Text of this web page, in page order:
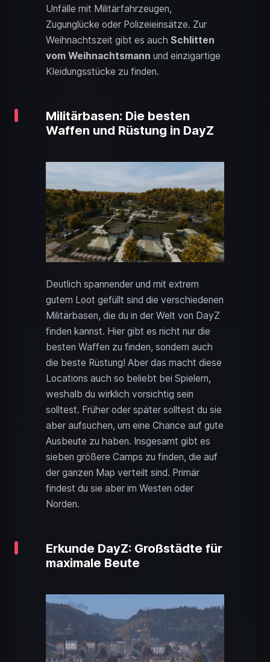
Unfälle mit Militärfahrzeugen,
Zugunglücke oder Polizeieinsätze. Zur
Weihnachtszeit gibt es auch Schlitten
vom Weihnachtsmann und einzigartige
Kleidungsstücke zu finden.
Militärbasen: Die besten
Waffen und Rüstung in DayZ
Deutlich spannender und mit extrem
gutem Loot gefüllt sind die verschiedenen
Militärbasen, die du in der Welt von DayZ
finden kannst. Hier gibt es nicht nur die
besten Waffen zu finden, sondern auch
die beste Rüstung! Aber das macht diese
Locations auch so beliebt bei Spielern,
weshalb du wirklich vorsichtig sein
solltest. Früher oder später solltest du sie
aber aufsuchen, um eine Chance auf gute
Ausbeute zu haben. Insgesamt gibt es
sieben größere Camps zu finden, die auf
der ganzen Map verteilt sind. Primär
findest du sie aber im Westen oder
Norden.
Erkunde DayZ: Großstädte für
maximale Beute